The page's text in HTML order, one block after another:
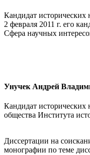
Кандидат исторических
2 февраля 2011 г. его
Сфера научных
Унучек Андрей
Кандидат исторических
общества Института
Диссертации на
монографии по теме